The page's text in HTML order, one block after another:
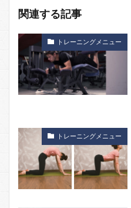
関連する記事
トレーニングメニュー
トレーニングメニュー